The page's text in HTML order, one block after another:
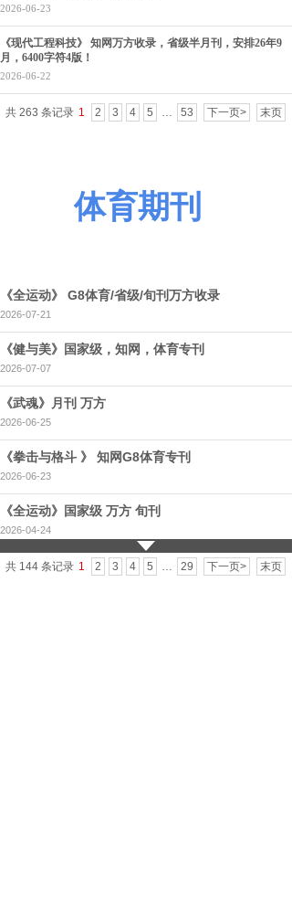
2026-06-23
《现代工程科技》 知网万方收录，省级半月刊，安排26年9
月，6400字符4版！
2026-06-22
共 263 条记录 1 2 3 4 5 … 53 下一页> 末页
体育期刊
《全运动》 G8体育/省级/旬刊万方收录
2026-07-21
《健与美》国家级，知网，体育专刊
2026-07-07
《武魂》月刊 万方
2026-06-25
《拳击与格斗 》 知网G8体育专刊
2026-06-23
《全运动》国家级 万方 旬刊
2026-04-24
共 144 条记录 1 2 3 4 5 … 29 下一页> 末页